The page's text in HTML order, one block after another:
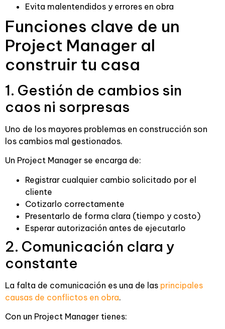
Evita malentendidos y errores en obra
Funciones clave de un
Project Manager al
construir tu casa
1. Gestión de cambios sin
caos ni sorpresas
Uno de los mayores problemas en construcción son
los cambios mal gestionados.
Un Project Manager se encarga de:
Registrar cualquier cambio solicitado por el
cliente
Cotizarlo correctamente
Presentarlo de forma clara (tiempo y costo)
Esperar autorización antes de ejecutarlo
2. Comunicación clara y
constante
La falta de comunicación es una de las principales
causas de conflictos en obra.
Con un Project Manager tienes: